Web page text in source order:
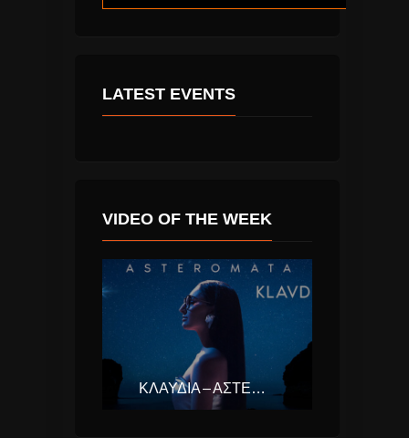
LATEST EVENTS
VIDEO OF THE WEEK
ΚΛΑΥΔΊΑ – ΑΣΤΕΡΟΜΆΤΑ (EUROVISION ΕΛΛΆΔΑ 2025)